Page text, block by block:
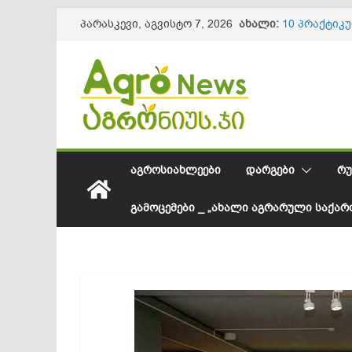
content
პარასკევი, აგვისტო 7, 2026 ახალი: 10
ქართული
სოკოვანი
სეზონის
61,8
ᲐᲒᲠᲝᲡᲘᲐᲮᲚᲔᲔᲑᲘ ᲓᲐᲠᲒᲔᲑᲘ
ᲒᲐᲛᲝᲪᲔᲛᲔᲑᲘ _ „ᲐᲮᲐᲚᲘ ᲐᲒᲠᲐᲠᲣᲚᲘ